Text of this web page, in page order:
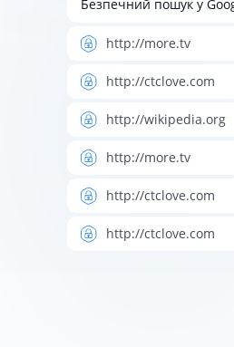
Безпечний пошук у
http://more.tv
http://ctclove.com
http://wikipedia.org
http://more.tv
http://ctclove.com
http://ctclove.com